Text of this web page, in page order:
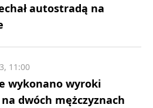
autostradą na
wykonano wyroki
dwóch mężczyznach
11:00